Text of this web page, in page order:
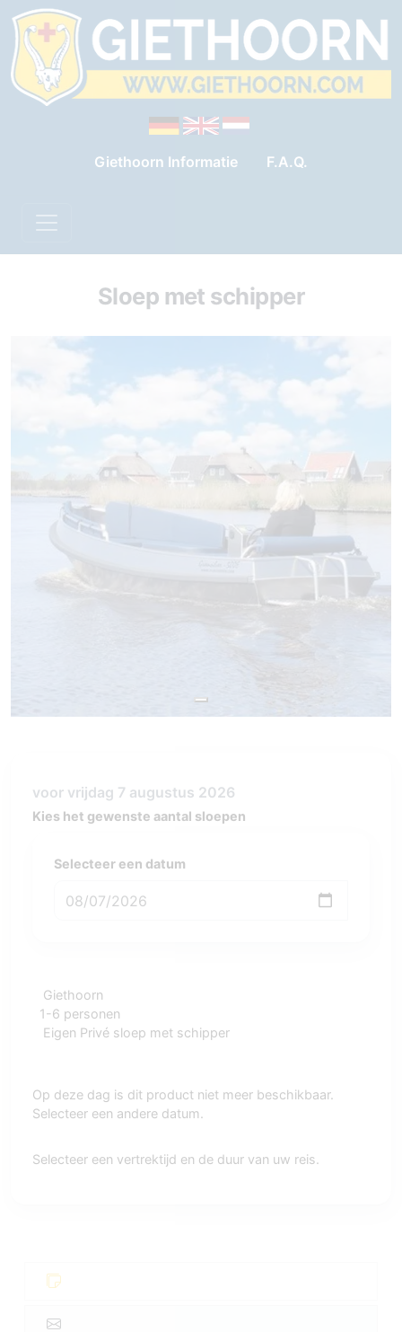
Giethoorn Informatie F.A.Q.
Sloep met schipper
voor vrijdag 7 augustus 2026
Kies het gewenste aantal sloepen
Selecteer een datum
Giethoorn
1-6 personen
Eigen Privé sloep met schipper
Op deze dag is dit product niet meer beschikbaar.
Selecteer een andere datum.
Selecteer een vertrektijd en de duur van uw reis.